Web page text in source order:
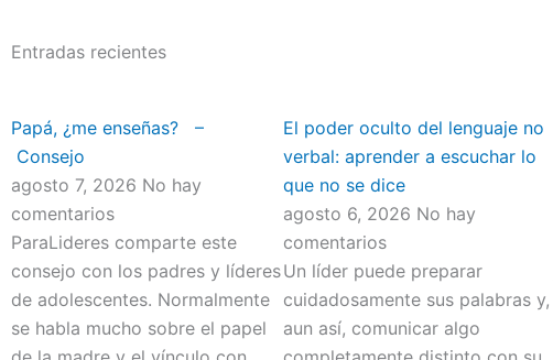
Entradas recientes
Papá, ¿me enseñas? –
Consejo
agosto 7, 2026 No hay
comentarios
ParaLideres comparte este
consejo con los padres y líderes
de adolescentes. Normalmente
se habla mucho sobre el papel
El poder oculto del lenguaje no
verbal: aprender a escuchar lo
que no se dice
agosto 6, 2026 No hay
comentarios
Un líder puede preparar
cuidadosamente sus palabras y,
aun así, comunicar algo